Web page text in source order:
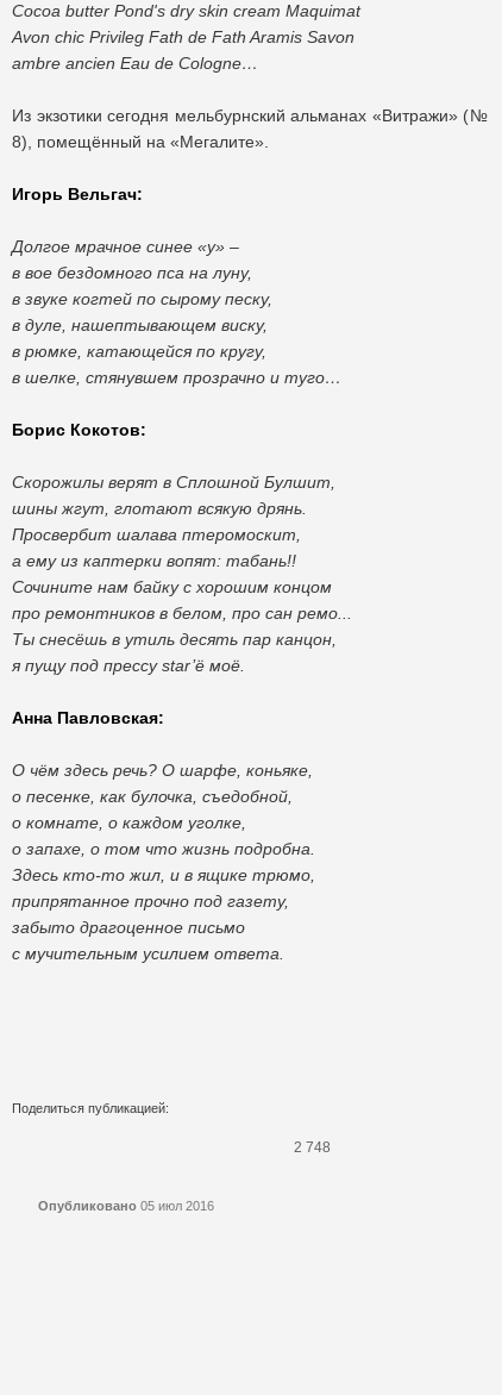
Cocoa butter Pond's dry skin cream Maquimat
Avon chic Privileg Fath de Fath Aramis Savon
ambre ancien Eau de Cologne…
Из экзотики сегодня мельбурнский альманах «Витражи» (№
8), помещённый на «Мегалите».
Игорь Вельгач:
Долгое мрачное синее «у» –
в вое бездомного пса на луну,
в звуке когтей по сырому песку,
в дуле, нашептывающем виску,
в рюмке, катающейся по кругу,
в шелке, стянувшем прозрачно и туго…
Борис Кокотов:
Скорожилы верят в Сплошной Булшит,
шины жгут, глотают всякую дрянь.
Просвербит шалава птеромоскит,
а ему из каптерки вопят: табань!!
Сочините нам байку с хорошим концом
про ремонтников в белом, про сан ремо...
Ты снесёшь в утиль десять пар канцон,
я пущу под прессу star’ё моё.
Анна Павловская:
О чём здесь речь? О шарфе, коньяке,
о песенке, как булочка, съедобной,
о комнате, о каждом уголке,
о запахе, о том что жизнь подробна.
Здесь кто-то жил, и в ящике трюмо,
припрятанное прочно под газету,
забыто драгоценное письмо
с мучительным усилием ответа.
Поделиться публикацией:
2 748
Опубликовано 05 июл 2016